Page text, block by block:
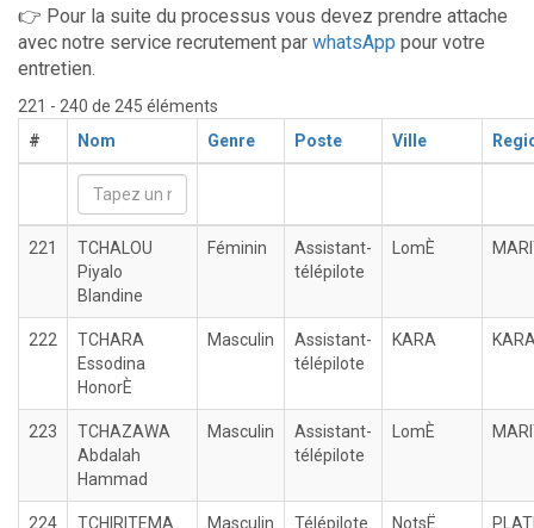
👉 Pour la suite du processus vous devez prendre attache
avec notre service recrutement par whatsApp pour votre
entretien.
221 - 240 de 245 éléments
#
Nom Genre Poste Ville
221
TCHALOU
Piyalo
Blandine
Féminin
Assistant-
télépilote
LomÈ
222
TCHARA
Essodina
HonorÈ
Masculin
Assistant-
télépilote
KARA
223
TCHAZAWA
Abdalah
Hammad
Masculin
Assistant-
télépilote
LomÈ
224
TCHIRITEMA
Masculin Télépilote NotsË